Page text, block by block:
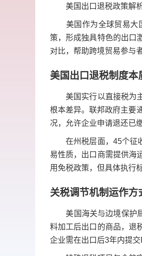
美国出口退税政策解析
美国作为全球贸易大国
策，形成独具特色的出口
对比，帮助跨境贸易参与
美国出口退税制度本
美国实行以直接税为主
根本差异。联邦政府主要
况，允许企业申请退还已
在州税层面，45个征收
易性质，出口商需提供海
用免税政策，但具体执行
关税调节机制运作方
美国海关与边境保护局
料加工后出口的商品，退
企业需在出口后3年内提